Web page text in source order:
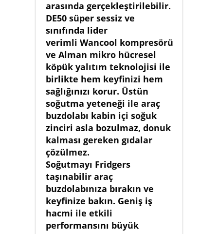
arasında gerçekleştirilebilir.
DE50 süper sessiz ve
sınıfında lider
verimli Wancool kompresörü
ve Alman mikro hücresel
köpük yalıtım teknolojisi ile
birlikte hem keyfinizi hem
sağlığınızı korur. Üstün
soğutma yeteneği ile araç
buzdolabı kabin içi soğuk
zinciri asla bozulmaz, donuk
kalması gereken gıdalar
çözülmez.
Soğutmayı Fridgers
taşınabilir araç
buzdolabınıza bırakın ve
keyfinize bakın. Geniş iş
hacmi ile etkili
performansını büyük